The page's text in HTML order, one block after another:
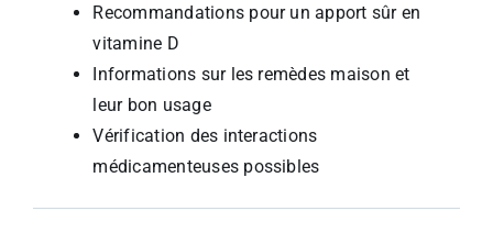
Recommandations pour un apport sûr en
vitamine D
Informations sur les remèdes maison et
leur bon usage
Vérification des interactions
médicamenteuses possibles